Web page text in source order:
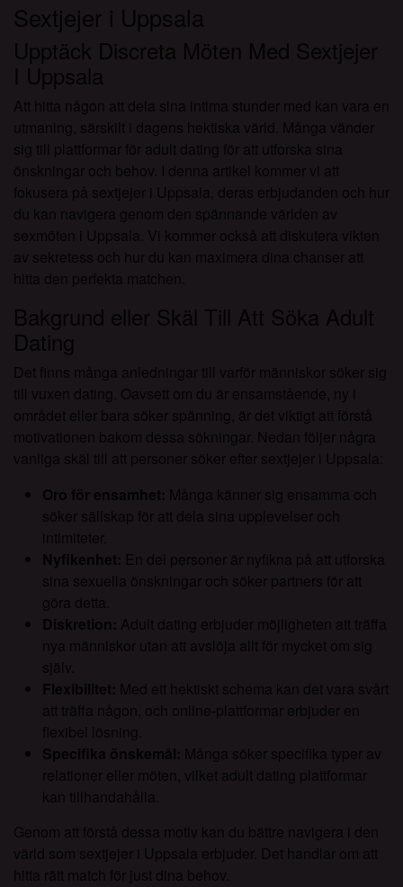
Sextjejer i Uppsala
Upptäck Discreta Möten Med Sextjejer
I Uppsala
Att hitta någon att dela sina intima stunder med kan vara en
utmaning, särskilt i dagens hektiska värld. Många vänder
sig till plattformar för adult dating för att utforska sina
önskningar och behov. I denna artikel kommer vi att
fokusera på sextjejer i Uppsala, deras erbjudanden och hur
du kan navigera genom den spännande världen av
sexmöten i Uppsala. Vi kommer också att diskutera vikten
av sekretess och hur du kan maximera dina chanser att
hitta den perfekta matchen.
Bakgrund eller Skäl Till Att Söka Adult
Dating
Det finns många anledningar till varför människor söker sig
till vuxen dating. Oavsett om du är ensamstående, ny i
området eller bara söker spänning, är det viktigt att förstå
motivationen bakom dessa sökningar. Nedan följer några
vanliga skäl till att personer söker efter sextjejer i Uppsala:
Oro för ensamhet: Många känner sig ensamma och
söker sällskap för att dela sina upplevelser och
intimiteter.
Nyfikenhet: En del personer är nyfikna på att utforska
sina sexuella önskningar och söker partners för att
göra detta.
Diskretion: Adult dating erbjuder möjligheten att träffa
nya människor utan att avslöja allt för mycket om sig
själv.
Flexibilitet: Med ett hektiskt schema kan det vara svårt
att träffa någon, och online-plattformar erbjuder en
flexibel lösning.
Specifika önskemål: Många söker specifika typer av
relationer eller möten, vilket adult dating plattformar
kan tillhandahålla.
Genom att förstå dessa motiv kan du bättre navigera i den
värld som sextjejer i Uppsala erbjuder. Det handlar om att
hitta rätt match för just dina behov.